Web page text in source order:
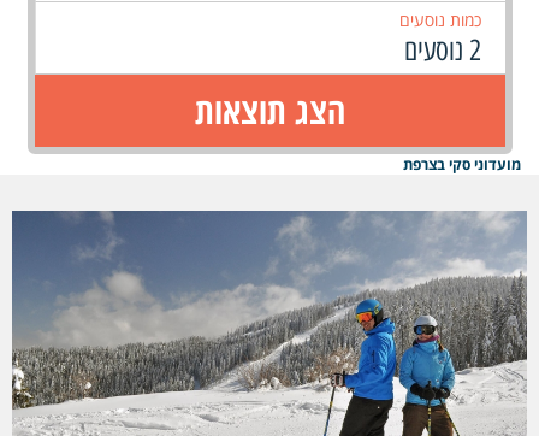
כמות נוסעים
2 נוסעים
הצג תוצאות
מועדוני סקי בצרפת